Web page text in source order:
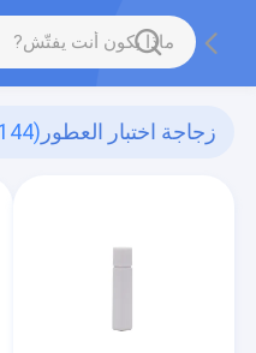
زجاجة اختبار العطور (144)